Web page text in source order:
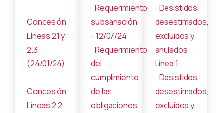
Concesión
Líneas 2.1 y
2.3
(24/01/24)
Concesión
Líneas 2.2
Requerimiento
subsanación
- 12/07/24
Requerimiento
del
cumplimiento
de las
obligaciones
Desistidos,
desestimados,
excluidos y
anulados
Línea 1
Desistidos,
desestimados,
excluidos y